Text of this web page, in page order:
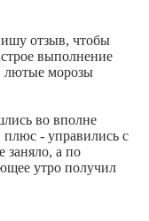
отзыв, чтобы
выполнение
лютые морозы
во вполне
- управились с
заняло, а по
утро получил